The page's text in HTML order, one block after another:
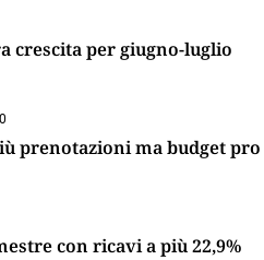
crescita per giugno-luglio
prenotazioni ma budget pro
con ricavi a più 22,9%